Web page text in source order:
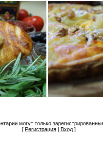
могут только
[ Регистрация | Вход ]